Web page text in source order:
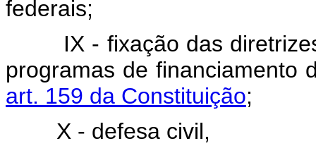
federais;
IX - fixação das diretrizes,
programas de financiamento
art. 159 da Constituição;
X - defesa civil,